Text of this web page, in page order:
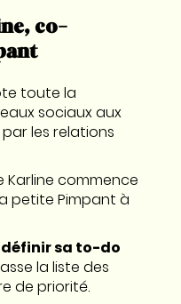
co-
toute la
sociaux aux
les relations
Karline commence
petite Pimpant à
définir sa to-do
la liste des
de priorité.